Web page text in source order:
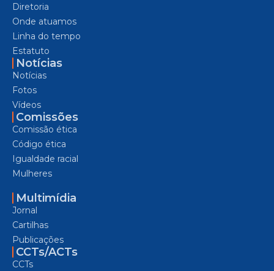
Diretoria
Onde atuamos
Linha do tempo
Estatuto
Notícias
Notícias
Fotos
Vídeos
Comissões
Comissão ética
Código ética
Igualdade racial
Mulheres
Multimídia
Jornal
Cartilhas
Publicações
CCTs/ACTs
CCTs